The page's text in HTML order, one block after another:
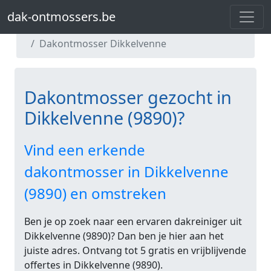
dak-ontmossers.be
dak-ontmossers.be
Dakontmosser Dikkelvenne
Dakontmosser gezocht in
Dikkelvenne (9890)?
Vind een erkende
dakontmosser in Dikkelvenne
(9890) en omstreken
Ben je op zoek naar een ervaren dakreiniger uit
Dikkelvenne (9890)? Dan ben je hier aan het
juiste adres. Ontvang tot 5 gratis en vrijblijvende
offertes in Dikkelvenne (9890).